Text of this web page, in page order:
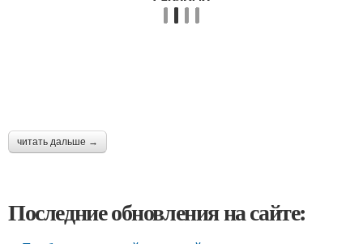
читать дальше →
Последние обновления на сайте: